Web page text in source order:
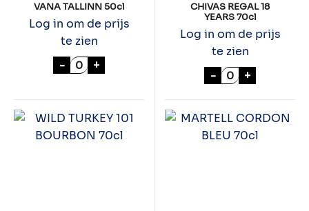
VANA TALLINN 50cl
Log in om de prijs
te zien
- VANA TALLINN 50cl aantal
+
CHIVAS REGAL 18
YEARS 70cl
Log in om de prijs
te zien
- CHIVAS
+